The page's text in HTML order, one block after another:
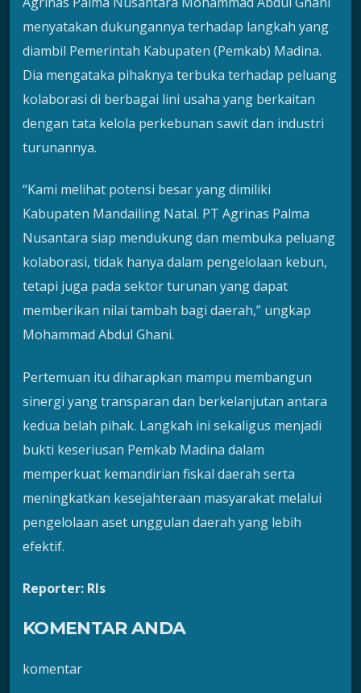
menyatakan dukungannya terhadap langkah yang
diambil Pemerintah Kabupaten (Pemkab) Madina.
Dia mengataka pihaknya terbuka terhadap peluang
kolaborasi di berbagai lini usaha yang berkaitan
dengan tata kelola perkebunan sawit dan industri
turunannya.
“Kami melihat potensi besar yang dimiliki
Kabupaten Mandailing Natal. PT Agrinas Palma
Nusantara siap mendukung dan membuka peluang
kolaborasi, tidak hanya dalam pengelolaan kebun,
tetapi juga pada sektor turunan yang dapat
memberikan nilai tambah bagi daerah,” ungkap
Mohammad Abdul Ghani.
Pertemuan itu diharapkan mampu membangun
sinergi yang transparan dan berkelanjutan antara
kedua belah pihak. Langkah ini sekaligus menjadi
bukti keseriusan Pemkab Madina dalam
memperkuat kemandirian fiskal daerah serta
meningkatkan kesejahteraan masyarakat melalui
pengelolaan aset unggulan daerah yang lebih
efektif.
Reporter: Rls
KOMENTAR ANDA
komentar